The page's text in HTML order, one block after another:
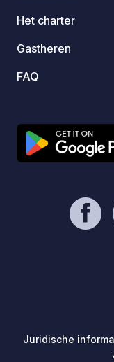
Het charter
Gastheren
FAQ
Juridische